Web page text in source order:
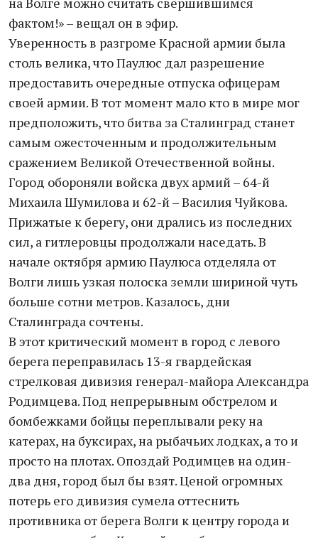
фактом!» – вещал он в эфир.
Уверенность в разгроме Красной армии была
столь велика, что Паулюс дал разрешение
предоставить очередные отпуска офицерам
своей армии. В тот момент мало кто в мире мог
предположить, что битва за Сталинград станет
самым ожесточенным и продолжительным
сражением Великой Отечественной войны.
Город обороняли войска двух армий – 64-й
Михаила Шумилова и 62-й – Василия Чуйкова.
Прижатые к берегу, они дрались из последних
сил, а гитлеровцы продолжали наседать. В
начале октября армию Паулюса отделяла от
Волги лишь узкая полоска земли шириной чуть
больше сотни метров. Казалось, дни
Сталинграда сочтены.
В этот критический момент в город с левого
берега переправилась 13-я гвардейская
стрелковая дивизия генерал-майора Александра
Родимцева. Под непрерывным обстрелом и
бомбежками бойцы переплывали реку на
катерах, на буксирах, на рыбачьих лодках, а то и
просто на плотах. Опоздай Родимцев на один-
два дня, город был бы взят. Ценой огромных
потерь его дивизия сумела оттеснить
противника от берега Волги к центру города и